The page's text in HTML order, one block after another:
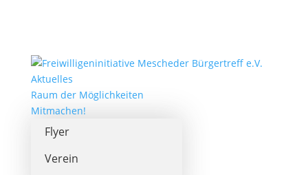
Aktuelles
Raum der Möglichkeiten
Mitmachen!
Flyer
Verein